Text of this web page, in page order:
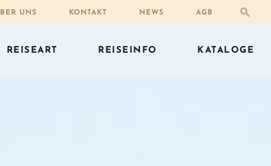
UNS KONTAKT NEWS AGB
REISEART REISEINFO KATALOGE